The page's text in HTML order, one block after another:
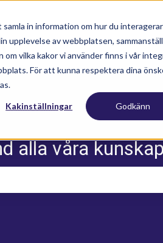
in information om hur du
upplevelse av webbplatsen,
vilka kakor vi använder finns i vår
För att kunna respektera dina
Kakinställningar Godkänn
Nyhetsartiklar
alla våra